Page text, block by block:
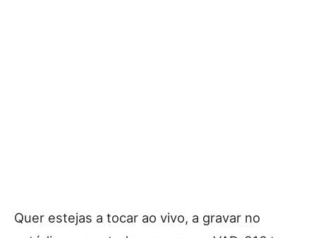
Quer estejas a tocar ao vivo, a gravar no